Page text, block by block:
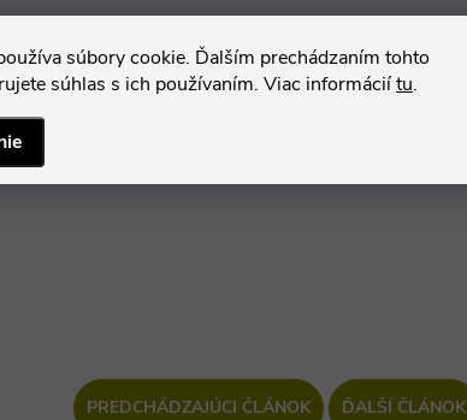
súbory cookie. Ďalším prechádzaním tohto
súhlas s ich používaním. Viac informáciítu.
PREDCHÁDZAJÚCI ČLÁNOK ĎALŠÍ ČLÁNOK